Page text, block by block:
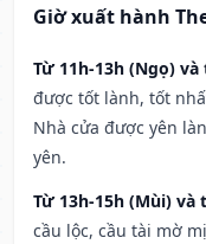
Giờ xuất hành
Từ 11h-13h (Ngọ)
được tốt lành, tốt
Nhà cửa được yên
yên.
Từ 13h-15h (Mùi) và
cầu lộc, cầu tài mờ